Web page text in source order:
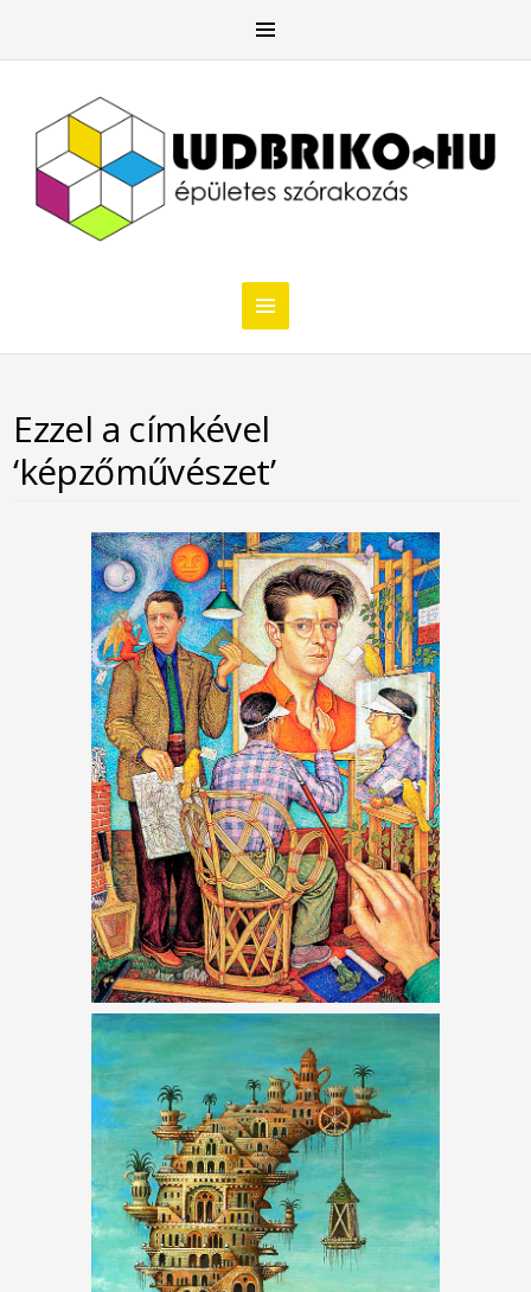
Ezzel a címkével
‘képzőművészet’